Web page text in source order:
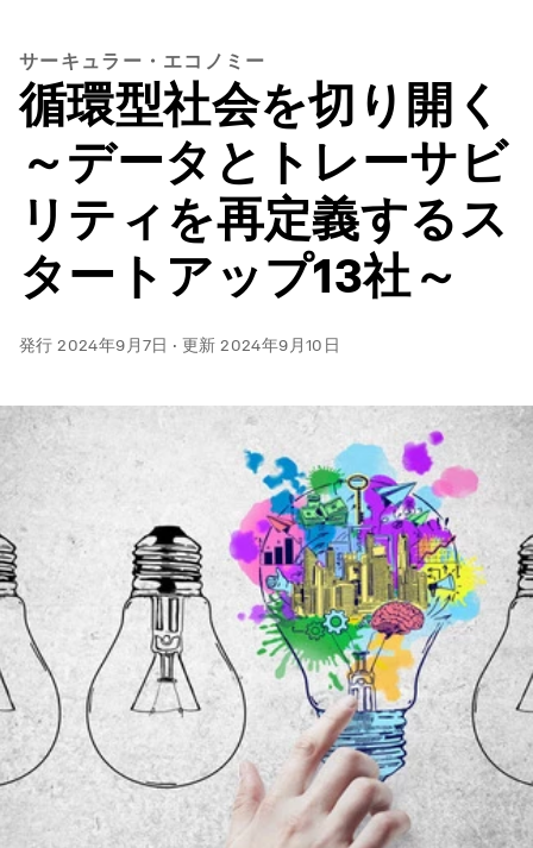
サーキュラー・エコノミー
循環型社会を切り開く
～データとトレーサビ
リティを再定義するス
タートアップ13社～
発行2024年9月7日 ·更新2024年9月10日